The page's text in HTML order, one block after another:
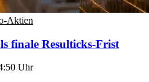
Aktien
finale Resulticks-Frist
Uhr